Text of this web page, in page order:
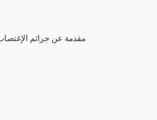
(15) مقدمة عن جرائم